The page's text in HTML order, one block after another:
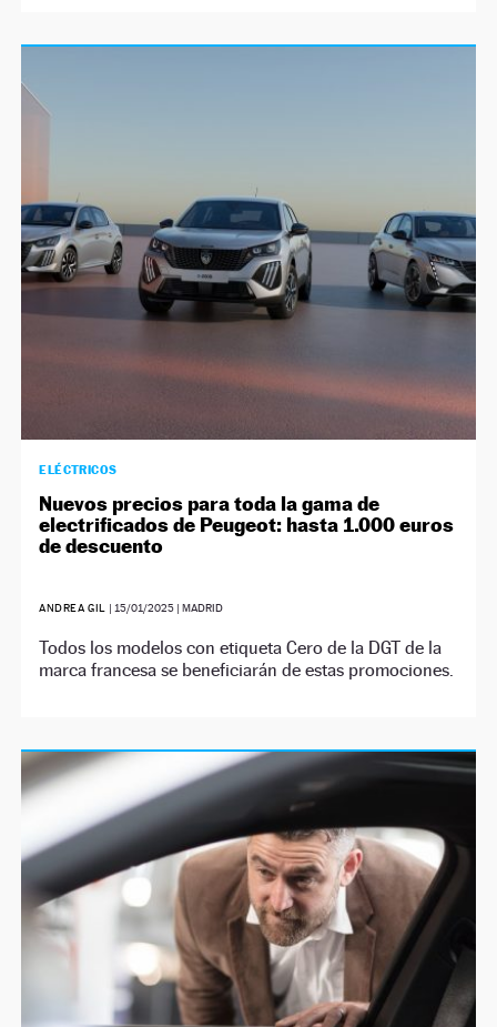
ELÉCTRICOS
Nuevos precios para toda la gama de
electrificados de Peugeot: hasta 1.000 euros
de descuento
ANDREA GIL | 15/01/2025 | MADRID
Todos los modelos con etiqueta Cero de la DGT de la
marca francesa se beneficiarán de estas promociones.